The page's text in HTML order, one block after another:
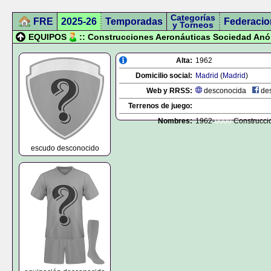
FRE 2025-26 Temporadas Categorías
y Torneos
EQUIPOS :: Construcciones Aeronáuticas Sociedad
escudo desconocido
Alta: 1962
Domicilio social: Madrid (Madrid)
Web y RRSS:
desconocida
Terrenos de juego:
Nombres: 1962-0000